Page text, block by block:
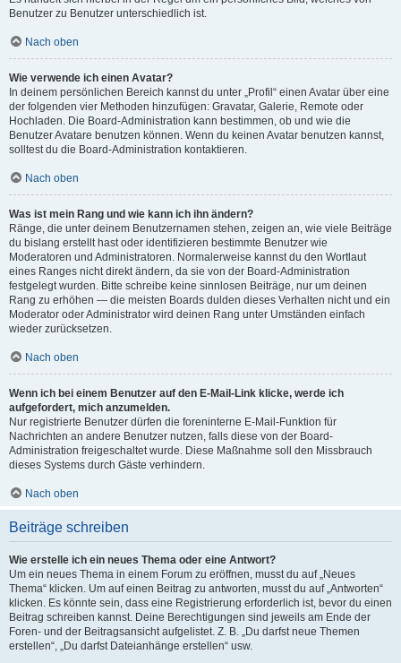
Benutzer zu Benutzer unterschiedlich ist.
Nach oben
Wie verwende ich einen Avatar?
In deinem persönlichen Bereich kannst du unter „Profil“ einen Avatar über eine
der folgenden vier Methoden hinzufügen: Gravatar, Galerie, Remote oder
Hochladen. Die Board-Administration kann bestimmen, ob und wie die
Benutzer Avatare benutzen können. Wenn du keinen Avatar benutzen kannst,
solltest du die Board-Administration kontaktieren.
Nach oben
Was ist mein Rang und wie kann ich ihn ändern?
Ränge, die unter deinem Benutzernamen stehen, zeigen an, wie viele Beiträge
du bislang erstellt hast oder identifizieren bestimmte Benutzer wie
Moderatoren und Administratoren. Normalerweise kannst du den Wortlaut
eines Ranges nicht direkt ändern, da sie von der Board-Administration
festgelegt wurden. Bitte schreibe keine sinnlosen Beiträge, nur um deinen
Rang zu erhöhen — die meisten Boards dulden dieses Verhalten nicht und ein
Moderator oder Administrator wird deinen Rang unter Umständen einfach
wieder zurücksetzen.
Nach oben
Wenn ich bei einem Benutzer auf den E-Mail-Link klicke, werde ich
aufgefordert, mich anzumelden.
Nur registrierte Benutzer dürfen die foreninterne E-Mail-Funktion für
Nachrichten an andere Benutzer nutzen, falls diese von der Board-
Administration freigeschaltet wurde. Diese Maßnahme soll den Missbrauch
dieses Systems durch Gäste verhindern.
Nach oben
Beiträge schreiben
Wie erstelle ich ein neues Thema oder eine Antwort?
Um ein neues Thema in einem Forum zu eröffnen, musst du auf „Neues
Thema“ klicken. Um auf einen Beitrag zu antworten, musst du auf „Antworten“
klicken. Es könnte sein, dass eine Registrierung erforderlich ist, bevor du einen
Beitrag schreiben kannst. Deine Berechtigungen sind jeweils am Ende der
Foren- und der Beitragsansicht aufgelistet. Z. B. „Du darfst neue Themen
erstellen“, „Du darfst Dateianhänge erstellen“ usw.